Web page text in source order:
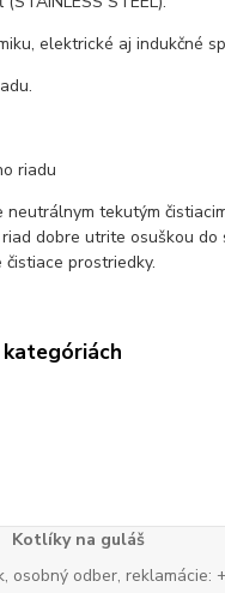
elektrické aj indukčné
riadu
neutrálnym tekutým
dobre utrite osuškou do
prostriedky.
Kotlíky na guláš
osobný odber, reklamácie: